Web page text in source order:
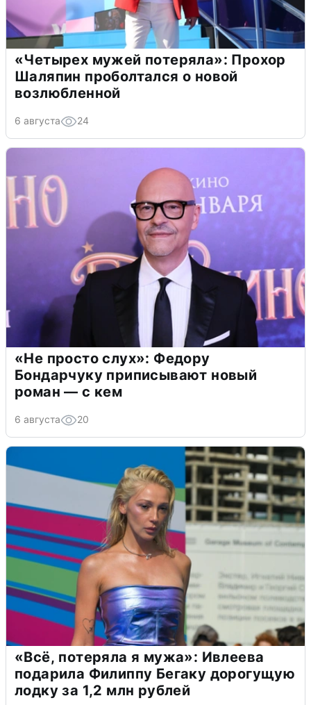
«Четырех мужей потеряла»: Прохор
Шаляпин проболтался о новой
возлюбленной
6 августа 24
«Не просто слух»: Федору
Бондарчуку приписывают новый
роман — с кем
6 августа 20
«Всё, потеряла я мужа»: Ивлеева
подарила Филиппу Бегаку дорогущую
лодку за 1,2 млн рублей